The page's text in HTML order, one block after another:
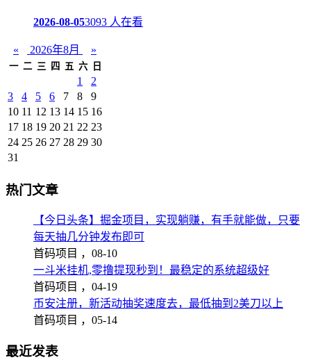
2026-08-053093 人在看
« 2026年8月 »
一 二 三 四 五 六 日
1
2
3
4 5 6 7 8
9
10 11 12 13 14 15 16
17 18 19 20 21 22 23
24 25 26 27 28 29 30
31
热门文章
【今日头条】掘金项目，实现躺赚，有手就能做，只要
每天抽几分钟发布即可
首码项目 ， 08-10
一斗米挂机,零撸提现秒到！最稳定的系统超级好
首码项目 ， 04-19
币安注册，新活动抽奖速度去，最低抽到2美刀以上
首码项目 ， 05-14
最近发表